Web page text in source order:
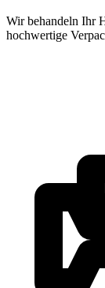
Wir behandeln Ihr
hochwertige